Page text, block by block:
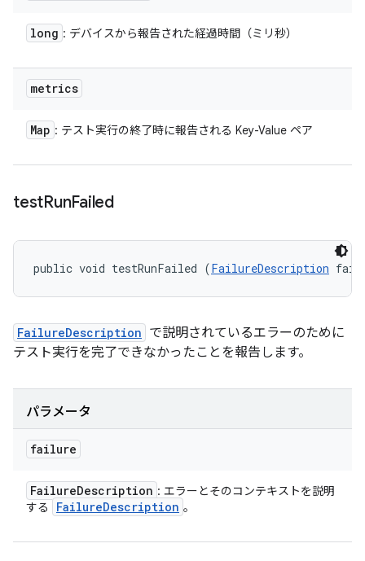
long : デバイスから報告された経過時間（ミリ秒）
metrics
Map : テスト実行の終了時に報告される Key-Value ペア
testRunFailed
public void testRunFailed (FailureDescription
FailureDescription で説明されているエラーのために
テスト実行を完了できなかったことを報告します。
パラメータ
failure
FailureDescription : エラーとそのコンテキストを説明
する
FailureDescription 。